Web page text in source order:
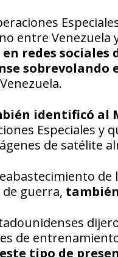
entre Venezuela
redes
sobrevolando
identificó al
Especiales
de satélite
guerra,
de
este tipo de